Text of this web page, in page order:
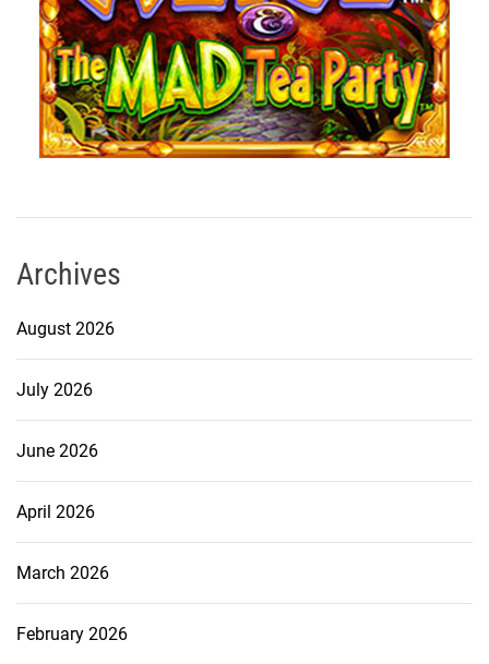
Archives
August 2026
July 2026
June 2026
April 2026
March 2026
February 2026